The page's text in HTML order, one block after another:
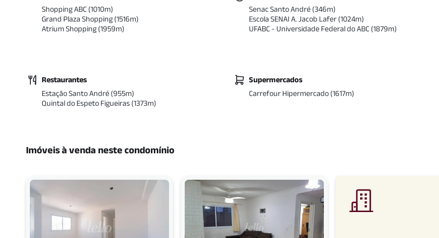
Shopping ABC (1010m)
Grand Plaza Shopping (1516m)
Atrium Shopping (1959m)
Senac Santo André (346m)
Escola SENAI A. Jacob Lafer (1024m)
UFABC - Universidade Federal do ABC (1879m)
Restaurantes
Estação Santo André (955m)
Quintal do Espeto Figueiras (1373m)
Supermercados
Carrefour Hipermercado (1617m)
Imóveis à venda neste condomínio